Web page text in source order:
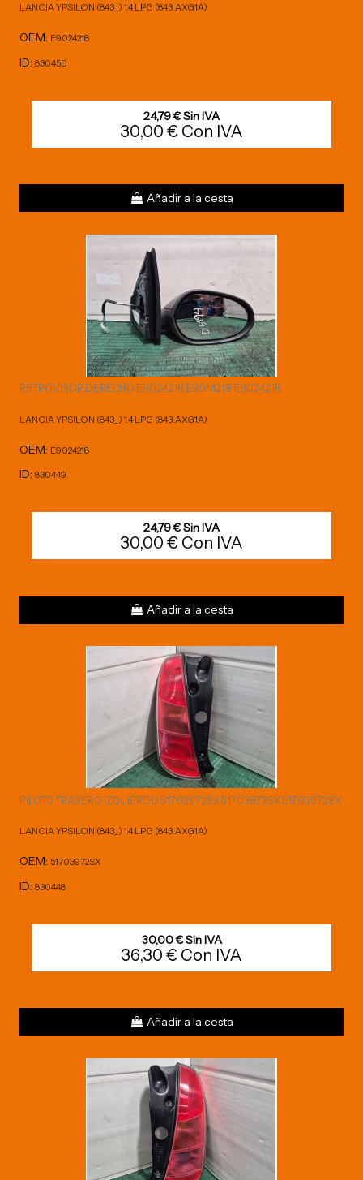
LANCIA YPSILON (843_) 1.4 LPG (843.AXG1A)
OEM: E9024218
ID: 830450
24,79 € Sin IVA
30,00 € Con IVA
Añadir a la cesta
RETROVISOR DERECHO E9024218 E9014218 E9024218
LANCIA YPSILON (843_) 1.4 LPG (843.AXG1A)
OEM: E9024218
ID: 830449
24,79 € Sin IVA
30,00 € Con IVA
Añadir a la cesta
PILOTO TRASERO IZQUIERDO 51703972SX 51703972SX 51703972SX
LANCIA YPSILON (843_) 1.4 LPG (843.AXG1A)
OEM: 51703972SX
ID: 830448
30,00 € Sin IVA
36,30 € Con IVA
Añadir a la cesta